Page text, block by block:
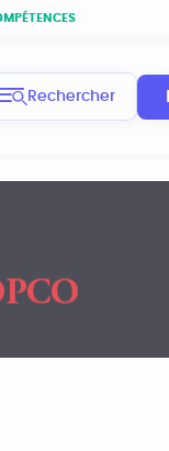
Rechercher